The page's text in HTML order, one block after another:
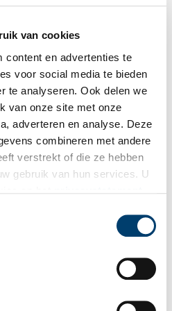
van cookies
content en advertenties te
voor social media te bieden
te analyseren. Ook delen we
van onze site met onze
adverteren en analyse. Deze
combineren met andere
verstrekt of die ze hebben
gebruik van hun services. U
En wie jarig is trakteert. Dat
tentoonstelling: ‘Bewaard
geeft van vijftig jaar
vertellen niet alleen een verhaal
de stad en haar inwoners.
alleen porselein en cacao.
op ten Berg
opent deze maand
maker Roos op ten Berg